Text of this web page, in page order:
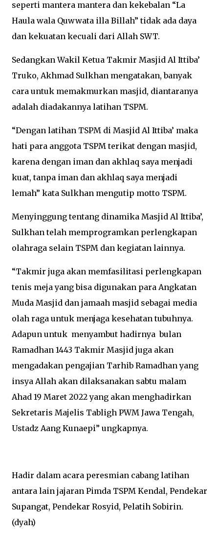
seperti mantera mantera dan kekebalan “La
Haula wala Quwwata illa Billah” tidak ada daya
dan kekuatan kecuali dari Allah SWT.
Sedangkan Wakil Ketua Takmir Masjid Al Ittiba’
Truko, Akhmad Sulkhan mengatakan, banyak
cara untuk memakmurkan masjid, diantaranya
adalah diadakannya latihan TSPM.
“Dengan latihan TSPM di Masjid Al Ittiba’ maka
hati para anggota TSPM terikat dengan masjid,
karena dengan iman dan akhlaq saya menjadi
kuat, tanpa iman dan akhlaq saya menjadi
lemah” kata Sulkhan mengutip motto TSPM.
Menyinggung tentang dinamika Masjid Al Ittiba’,
Sulkhan telah memprogramkan perlengkapan
olahraga selain TSPM dan kegiatan lainnya.
“Takmir juga akan memfasilitasi perlengkapan
tenis meja yang bisa digunakan para Angkatan
Muda Masjid dan jamaah masjid sebagai media
olah raga untuk menjaga kesehatan tubuhnya.
Adapun untuk menyambut hadirnya bulan
Ramadhan 1443 Takmir Masjid juga akan
mengadakan pengajian Tarhib Ramadhan yang
insya Allah akan dilaksanakan sabtu malam
Ahad 19 Maret 2022 yang akan menghadirkan
Sekretaris Majelis Tabligh PWM Jawa Tengah,
Ustadz Aang Kunaepi” ungkapnya.
Hadir dalam acara peresmian cabang latihan
antara lain jajaran Pimda TSPM Kendal, Pendekar
Supangat, Pendekar Rosyid, Pelatih Sobirin.
(dyah)